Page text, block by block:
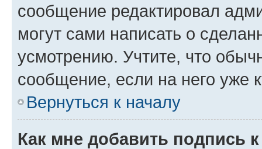
сообщение редактировал
могут сами написать о
усмотрению. Учтите, что
сообщение, если на него уже
Вернуться к началу
Как мне добавить подпись